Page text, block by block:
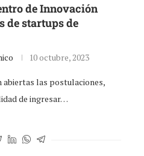
de Innovación
de startups de
10 octubre, 2023
abiertas las postulaciones,
de ingresar…